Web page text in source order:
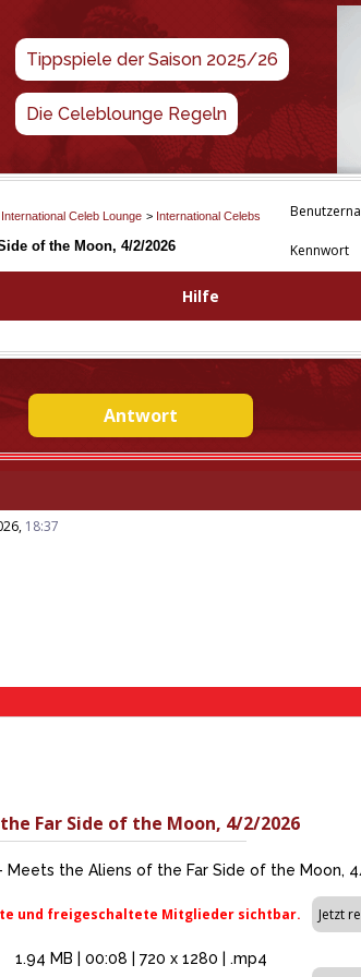
Tippspiele der Saison 2025/26
Die Celeblounge Regeln
International Celeb Lounge > International Celebs
of the Moon, 4/2/2026 Kennwort
Hilfe
Antwort
18:37
Far Side of the Moon, 4/2/2026
Meets the Aliens of the Far Side of the Moon,
und freigeschaltete Mitglieder sichtbar.
1.94 MB | 00:08 | 720 x 1280 | .mp4